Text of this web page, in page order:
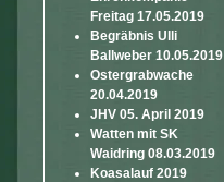
Freitag 17.05.2019
Begräbnis Ulli
Ballweber 10.05.2019
Ostergrabwache
20.04.2019
JHV 05. April 2019
Watten mit SK
Waidring 08.03.2019
Koasalauf 2019